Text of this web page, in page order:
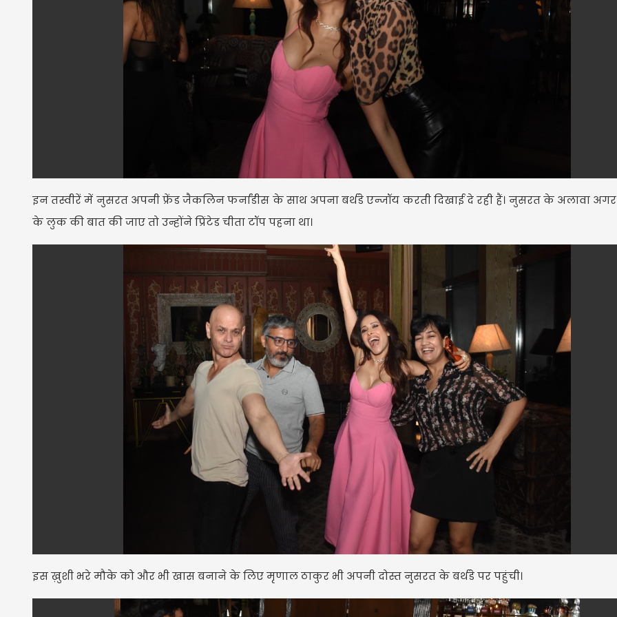
इन तस्वीरें में नुसरत अपनी फ्रेंड जैकलिन फर्नांडीस के साथ अपना बर्थडे एन्जॉय करती दिखाई दे रही हैं। नुसरत के अलावा
के लुक की बात की जाए तो उन्होंने प्रिंटेड चीता टॉप पहना था।
इस ख़ुशी भरे मौके को और भी खास बनाने के लिए मृणाल ठाकुर भी अपनी दोस्त नुसरत के बर्थडे पर पहुंची।